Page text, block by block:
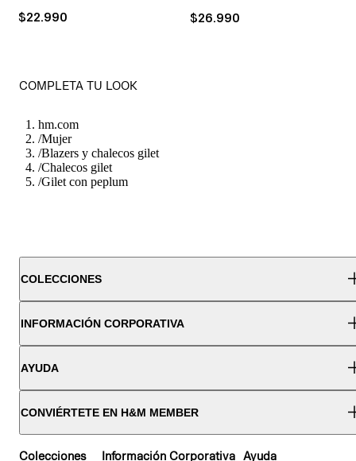
PRICE:
$22.990 PRICE:
$26.990
COMPLETA TU LOOK
hm.com
/Mujer
/Blazers y chalecos gilet
/Chalecos gilet
/Gilet con peplum
COLECCIONES
INFORMACIÓN CORPORATIVA
AYUDA
CONVIÉRTETE EN H&M MEMBER
Colecciones Información Corporativa Ayuda